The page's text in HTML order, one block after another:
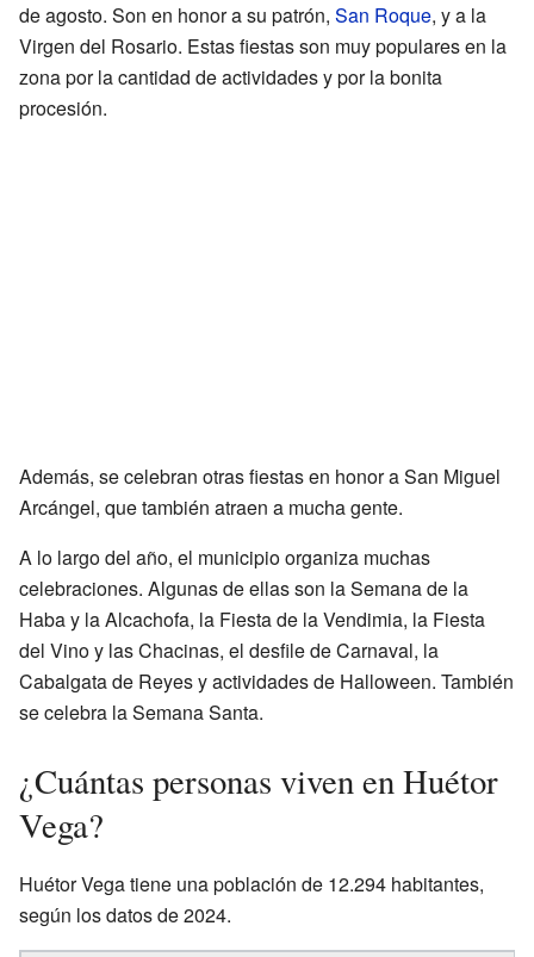
de agosto. Son en honor a su patrón, San Roque, y a la
Virgen del Rosario. Estas fiestas son muy populares en la
zona por la cantidad de actividades y por la bonita
procesión.
Además, se celebran otras fiestas en honor a San Miguel
Arcángel, que también atraen a mucha gente.
A lo largo del año, el municipio organiza muchas
celebraciones. Algunas de ellas son la Semana de la
Haba y la Alcachofa, la Fiesta de la Vendimia, la Fiesta
del Vino y las Chacinas, el desfile de Carnaval, la
Cabalgata de Reyes y actividades de Halloween. También
se celebra la Semana Santa.
¿Cuántas personas viven en Huétor
Vega?
Huétor Vega tiene una población de 12.294 habitantes,
según los datos de 2024.